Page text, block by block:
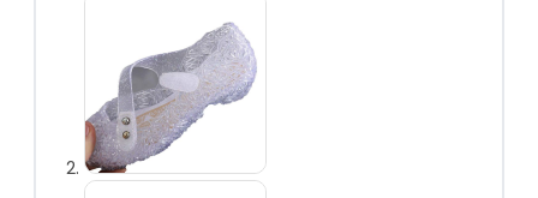
sieraden
Prinsessen capes
Prinsessen
accessoireset
Overig